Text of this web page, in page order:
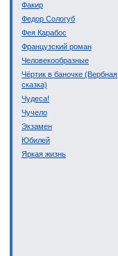
Факир
Федор Сологуб
Фея Карабос
Французский роман
Человекообразные
Чёртик в баночке (Вербная
сказка)
Чудеса!
Чучело
Экзамен
Юбилей
Яркая жизнь